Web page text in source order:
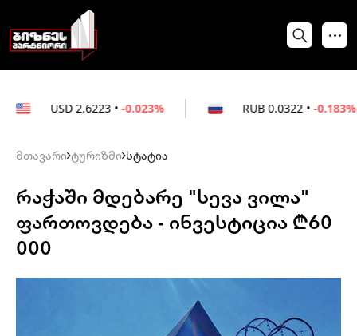
2.6223 • -0.023% 0.0322 • -0.183%
მთავარი ტურიზმი სტატია
რაჭაში მდებარე "სევა ვილა"
ფართოვდება - ინვესტიცია ₾60
000